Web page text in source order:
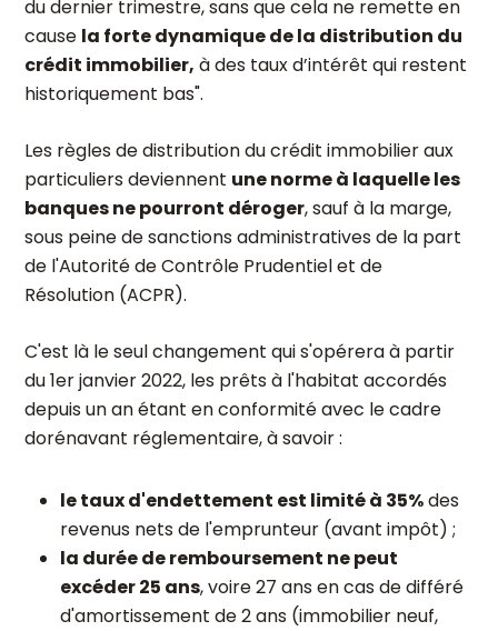
du dernier trimestre, sans que cela ne remette en
cause la forte dynamique de la distribution du
crédit immobilier, à des taux d’intérêt qui restent
historiquement bas".
Les règles de distribution du crédit immobilier aux
particuliers deviennent une norme à laquelle les
banques ne pourront déroger, sauf à la marge,
sous peine de sanctions administratives de la part
de l'Autorité de Contrôle Prudentiel et de
Résolution (ACPR).
C'est là le seul changement qui s'opérera à partir
du 1er janvier 2022, les prêts à l'habitat accordés
depuis un an étant en conformité avec le cadre
dorénavant réglementaire, à savoir :
le taux d'endettement est limité à 35%des
revenus nets de l'emprunteur (avant impôt) ;
la durée de remboursement ne peut
excéder 25 ans, voire 27 ans en cas de différé
d'amortissement de 2 ans (immobilier neuf,